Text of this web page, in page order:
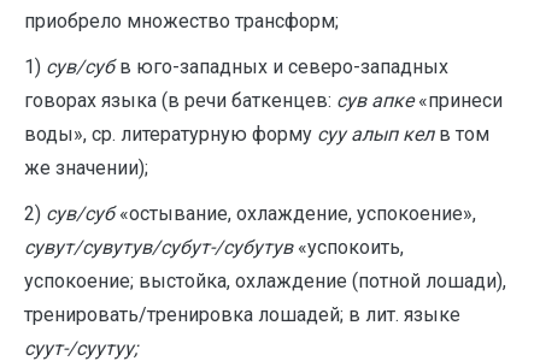
приобрело множество трансформ;
1) сув/субв юго-западных и северо-западных
говорах языка (в речи баткенцев: сув апке«принеси
воды», ср. литературную форму суу алып кел в том
же значении);
2) сув/суб«остывание, охлаждение, успокоение»,
сувут/сувутув/субут-/субутув«успокоить,
успокоение; выстойка, охлаждение (потной лошади),
тренировать/тренировка лошадей; в лит. языке
суут-/суутуу;